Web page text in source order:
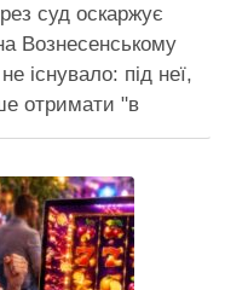
суд оскаржує
Вознесенському
існувало: під неї,
отримати "в
Прокуратура
планували
окружна
до суду …